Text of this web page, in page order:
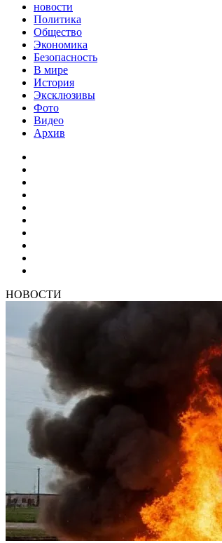
новости
Политика
Общество
Экономика
Безопасность
В мире
История
Эксклюзивы
Фото
Видео
Архив
НОВОСТИ